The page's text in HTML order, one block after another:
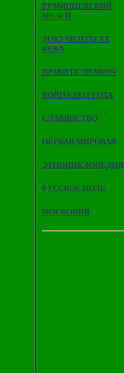
РУМЯНЦЕВСКИЙ
МУЗЕЙ
ДОКУМЕНТЫ XX
ВЕКА
ПРАВИТЕЛИ МИРА
ВОЙНА 1812 ГОДА
СЛАВЯНСТВО
ПЕРВАЯ МИРОВАЯ
ЭТНОЦИКЛОПЕДИЯ
РУССКОЕ ПОЛЕ
МОСКОВИЯ